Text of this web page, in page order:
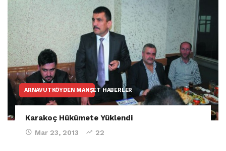
ARNAVUTKÖYDEN MANŞET HABERLER
Karakoç Hükümete Yüklendi
Mar 23, 2013 22